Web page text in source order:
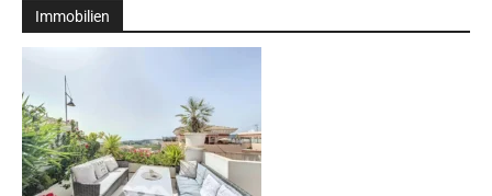
Immobilien